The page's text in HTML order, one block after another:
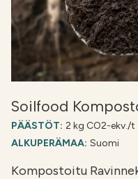
Soilfood
PÄÄSTÖT: 2 kg CO2-ekv./t
ALKUPERÄMAA: Suomi
Kompostoitu